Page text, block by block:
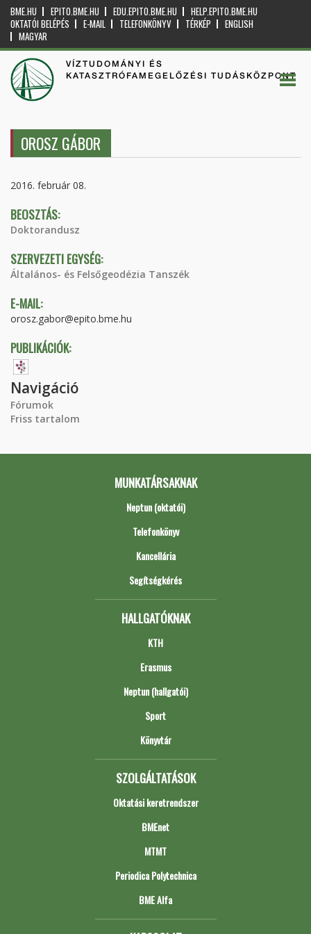
BME.HU EPITO.BME.HU EDU.EPITO.BME.HU
HELP.EPITO.BME.HU
OKTATÓI BELÉPÉS
E-MAIL TELEFONKÖNYV TÉRKÉP
ENGLISH
MAGYAR
VÍZTUDOMÁNYI ÉS
KATASZTRÓFAMEGELŐZÉSI TUDÁSKÖZPONT
OROSZ GÁBOR
2016. február 08.
BEOSZTÁS:
Doktorandusz
SZERVEZETI EGYSÉG:
Általános- és Felsőgeodézia Tanszék
E-MAIL:
orosz.gabor@epito.bme.hu
PUBLIKÁCIÓK:
Navigáció
Fórumok
Friss tartalom
MUNKATÁRSAKNAK
Neptun (oktatói)
Telefonkönyv
Kancellária
Segítségkérés
HALLGATÓKNAK
KTH
Erasmus
Neptun (hallgatói)
Sport
Könyvtár
SZOLGÁLTATÁSOK
Oktatási keretrendszer
BMEnet
MTMT
Periodica Polytechnica
BME Alfa